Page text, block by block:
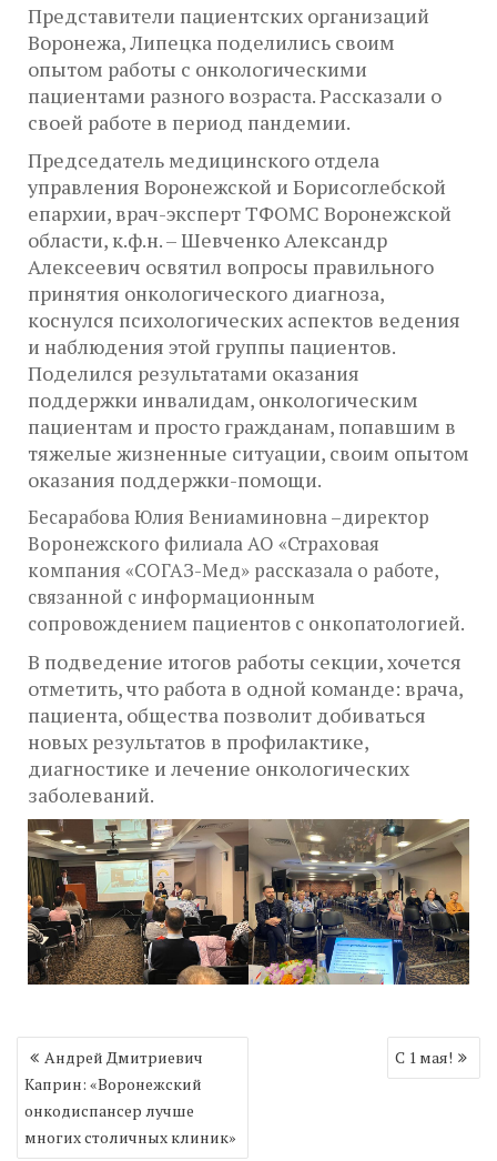
Представители пациентских организаций
Воронежа, Липецка поделились своим
опытом работы с онкологическими
пациентами разного возраста. Рассказали о
своей работе в период пандемии.
Председатель медицинского отдела
управления Воронежской и Борисоглебской
епархии, врач-эксперт ТФОМС Воронежской
области, к.ф.н. – Шевченко Александр
Алексеевич освятил вопросы правильного
принятия онкологического диагноза,
коснулся психологических аспектов ведения
и наблюдения этой группы пациентов.
Поделился результатами оказания
поддержки инвалидам, онкологическим
пациентам и просто гражданам, попавшим в
тяжелые жизненные ситуации, своим опытом
оказания поддержки-помощи.
Бесарабова Юлия Вениаминовна –директор
Воронежского филиала АО «Страховая
компания «СОГАЗ-Мед» рассказала о работе,
связанной с информационным
сопровождением пациентов с онкопатологией.
В подведение итогов работы секции, хочется
отметить, что работа в одной команде: врача,
пациента, общества позволит добиваться
новых результатов в профилактике,
диагностике и лечение онкологических
заболеваний.
Навигация
по
записям
Андрей Дмитриевич
Каприн: «Воронежский
онкодиспансер лучше
многих столичных клиник»
С 1 мая!